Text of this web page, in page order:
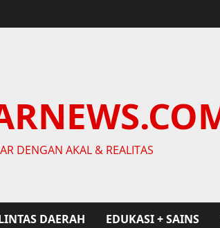
DENGAN AKAL & REALITAS
DAERAH EDUKASI + SAINS